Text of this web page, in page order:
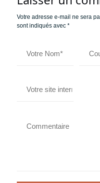
Votre adresse e-mail ne sera
sont indiqués avec *